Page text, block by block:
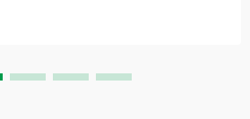
üç ana bileşen bulunur:
Atış yaparken makara yönetir